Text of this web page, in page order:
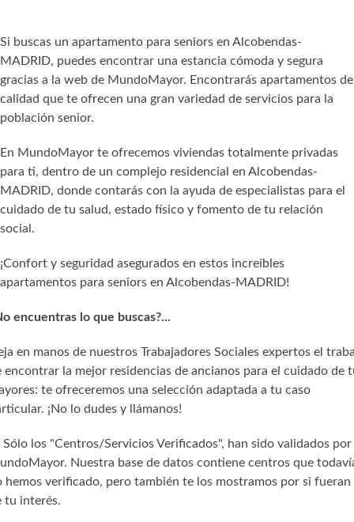
Si buscas un apartamento para seniors en Alcobendas-
MADRID, puedes encontrar una estancia cómoda y segura
gracias a la web de MundoMayor. Encontrarás apartamentos de
calidad que te ofrecen una gran variedad de servicios para la
población senior.
En MundoMayor te ofrecemos viviendas totalmente privadas
para ti, dentro de un complejo residencial en Alcobendas-
MADRID, donde contarás con la ayuda de especialistas para el
cuidado de tu salud, estado físico y fomento de tu relación
social.
¡Confort y seguridad asegurados en estos increíbles
apartamentos para seniors en Alcobendas-MADRID!
encuentras lo que buscas?...
en manos de nuestros Trabajadores Sociales expertos el
encontrar la mejor residencias de ancianos para el cuidado de
te ofreceremos una selección adaptada a tu caso
¡No lo dudes y llámanos!
Sólo los "Centros/Servicios Verificados", han sido validados por
Nuestra base de datos contiene centros que
hemos verificado, pero también te los mostramos por si fueran
tu interés.